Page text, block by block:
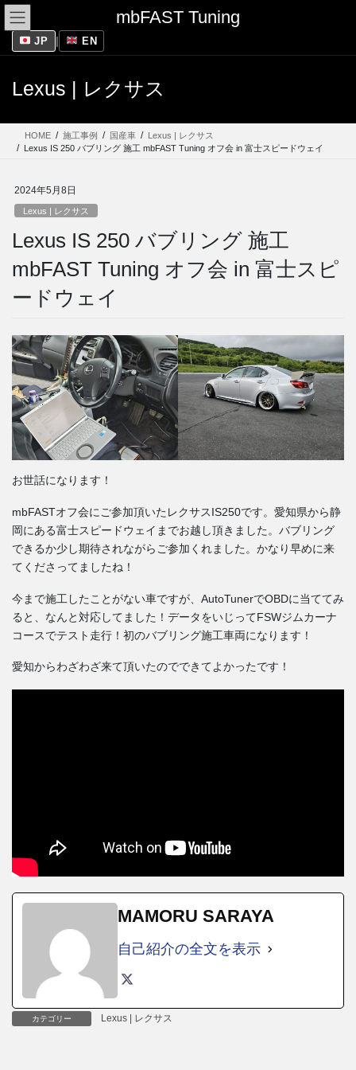
コ
ン
ン
動
ナ
ビ
ー
に
mbFAST Tuning
JP EN
Lexus | レクサス
HOME 施工事例 国産車
Lexus | レクサス
Lexus IS 250 バブリング 施工 mbFAST Tuning オフ会 in 富士スピードウェイ
2024年5月8日
Lexus | レクサス
Lexus IS 250 バブリング 施工
mbFAST Tuning オフ会 in 富士スピ
ードウェイ
お世話になります！
mbFASTオフ会にご参加頂いたレクサスIS250です。愛知県から静
岡にある富士スピードウェイまでお越し頂きました。バブリング
できるか少し期待されながらご参加くれました。かなり早めに来
てくださってましたね！
今まで施工したことがない車ですが、AutoTunerでOBDに当ててみ
ると、なんと対応してました！データをいじってFSWジムカーナ
コースでテスト走行！初のバブリング施工車両になります！
愛知からわざわざ来て頂いたのでできてよかったです！
MAMORU SARAYA
自己紹介の全文を表示
カテゴリー Lexus | レクサス